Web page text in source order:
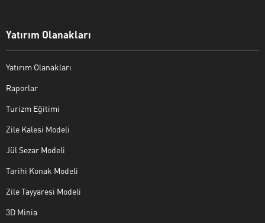
Yatırım Olanakları
Yatırım Olanakları
Raporlar
Turizm Eğitimi
Zile Kalesi Modeli
Jül Sezar Modeli
Tarihi Konak Modeli
Zile Tayyaresi Modeli
3D Minia